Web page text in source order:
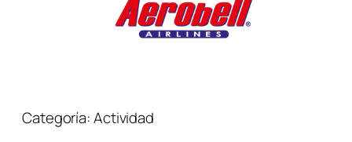
Categoría:Actividad